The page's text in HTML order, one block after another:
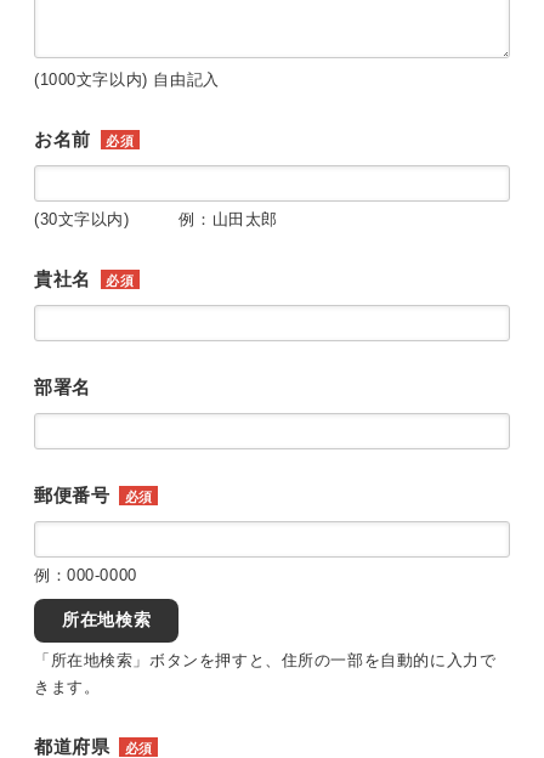
(1000文字以内) 自由記入
お名前 必須
(30文字以内) 例：山田太郎
貴社名 必須
部署名
郵便番号 必須
例：000-0000
所在地検索
「所在地検索」ボタンを押すと、住所の一部を自動的に入力で
きます。
都道府県 必須